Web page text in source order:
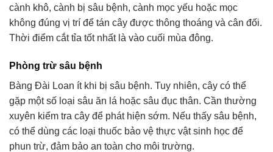
cành khô, cành bị sâu bệnh, cành mọc yếu hoặc mọc
không đúng vị trí để tán cây được thông thoáng và cân đối.
Thời điểm cắt tỉa tốt nhất là vào cuối mùa đông.
Phòng trừ sâu bệnh
Bàng Đài Loan ít khi bị sâu bệnh. Tuy nhiên, cây có thể
gặp một số loại sâu ăn lá hoặc sâu đục thân. Cần thường
xuyên kiểm tra cây để phát hiện sớm. Nếu thấy sâu bệnh,
có thể dùng các loại thuốc bảo vệ thực vật sinh học để
phun trừ, đảm bảo an toàn cho môi trường.